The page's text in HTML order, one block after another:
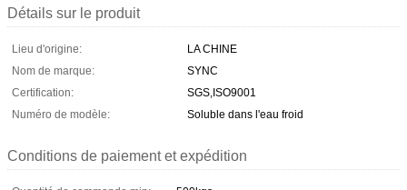
Détails sur le produit
Lieu d'origine:
LA CHINE
Nom de marque:
SYNC
Certification:
SGS,ISO9001
Numéro de modèle:
Soluble dans l'eau froid
Conditions de paiement et expédition